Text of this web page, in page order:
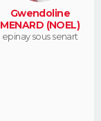
Gwendoline
MENARD (NOEL)
epinay sous senart